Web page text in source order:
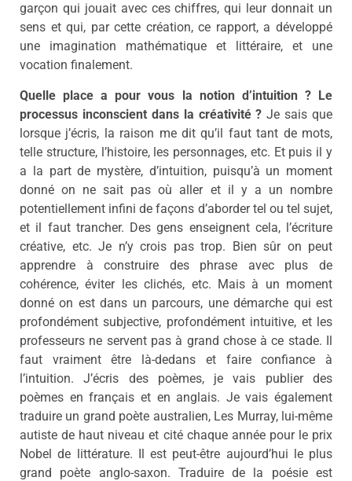
garçon qui jouait avec ces chiffres, qui leur donnait un
sens et qui, par cette création, ce rapport, a développé
une imagination mathématique et littéraire, et une
vocation finalement.
Quelle place a pour vous la notion d’intuition ? Le
processus inconscient dans la créativité ?Je sais que
lorsque j’écris, la raison me dit qu’il faut tant de mots,
telle structure, l’histoire, les personnages, etc. Et puis il y
a la part de mystère, d’intuition, puisqu’à un moment
donné on ne sait pas où aller et il y a un nombre
potentiellement infini de façons d’aborder tel ou tel sujet,
et il faut trancher. Des gens enseignent cela, l’écriture
créative, etc. Je n’y crois pas trop. Bien sûr on peut
apprendre à construire des phrase avec plus de
cohérence, éviter les clichés, etc. Mais à un moment
donné on est dans un parcours, une démarche qui est
profondément subjective, profondément intuitive, et les
professeurs ne servent pas à grand chose à ce stade. Il
faut vraiment être là-dedans et faire confiance à
l’intuition. J’écris des poèmes, je vais publier des
poèmes en français et en anglais. Je vais également
traduire un grand poète australien, Les Murray, lui-même
autiste de haut niveau et cité chaque année pour le prix
Nobel de littérature. Il est peut-être aujourd’hui le plus
grand poète anglo-saxon. Traduire de la poésie est